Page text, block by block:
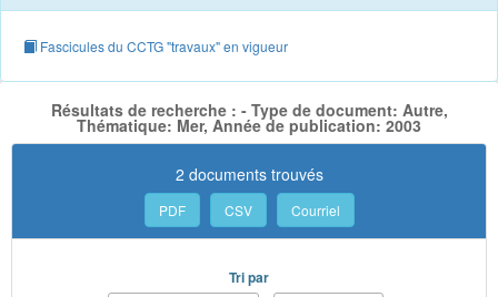
Fascicules du CCTG "travaux" en vigueur
Résultats de recherche : - Type de document: Autre,
Thématique: Mer, Année de publication: 2003
2 documents trouvés
PDF CSV Courriel
Tri par